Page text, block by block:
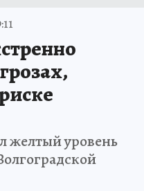
желтый уровень